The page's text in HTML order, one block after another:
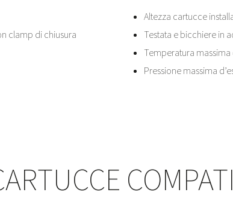
clamp di chiusura
Altezza cartucce
Testata e bicchiere in
Temperatura massima
Pressione massima